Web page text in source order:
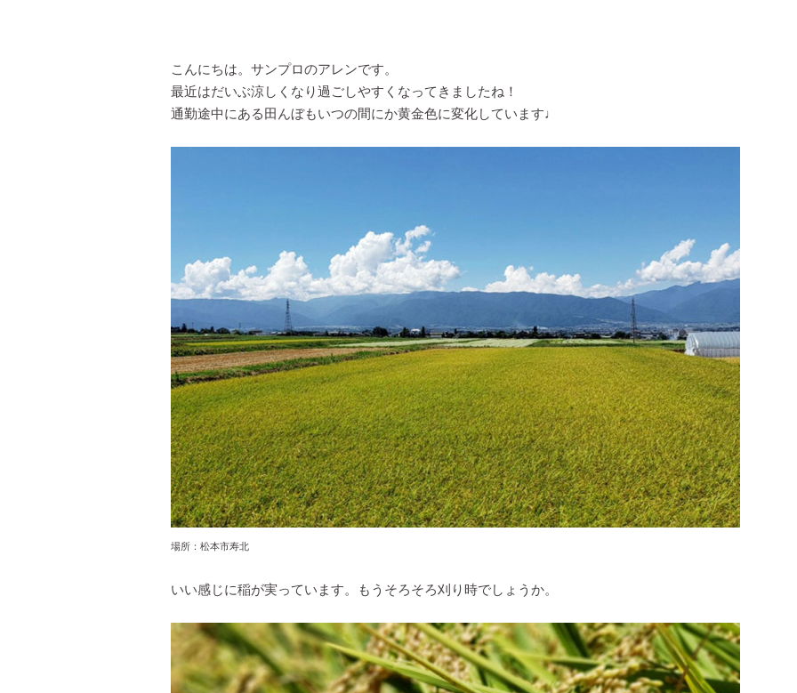
こんにちは。サンプロのアレンです。
最近はだいぶ涼しくなり過ごしやすくなってきましたね！
通勤途中にある田んぼもいつの間にか黄金色に変化しています♩
場所：松本市寿北
いい感じに稲が実っています。もうそろそろ刈り時でしょうか。